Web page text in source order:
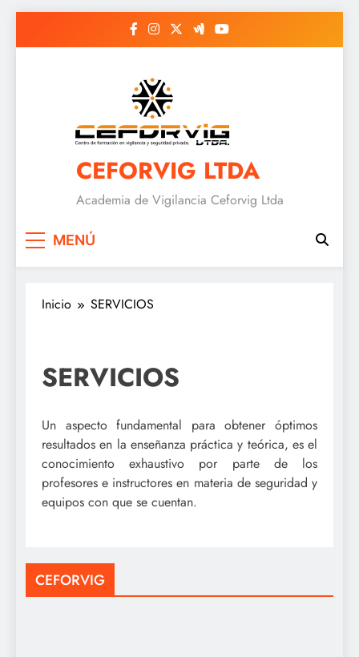
CEFORVIG LTDA
Academia de Vigilancia Ceforvig Ltda
MENÚ
Inicio SERVICIOS
SERVICIOS
Un aspecto fundamental para obtener óptimos
resultados en la enseñanza práctica y teórica, es el
conocimiento exhaustivo por parte de los
profesores e instructores en materia de seguridad y
equipos con que se cuentan.
CEFORVIG